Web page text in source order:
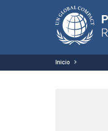
Inicio